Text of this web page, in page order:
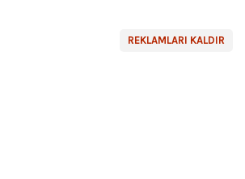
REKLAMLARI KALDIR